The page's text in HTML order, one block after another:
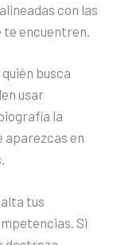
con las
te encuentren.
quién busca
usar
la
aparezcas en
tus
Si